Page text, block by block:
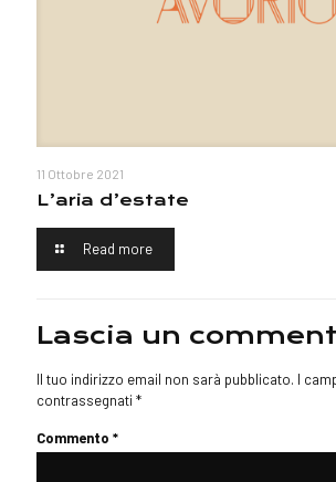
11 Ottobre 2021
L’aria d’estate
Read more
Lascia un
Il tuo indirizzo email non sarà pubblicato. I
contrassegnati *
Commento *